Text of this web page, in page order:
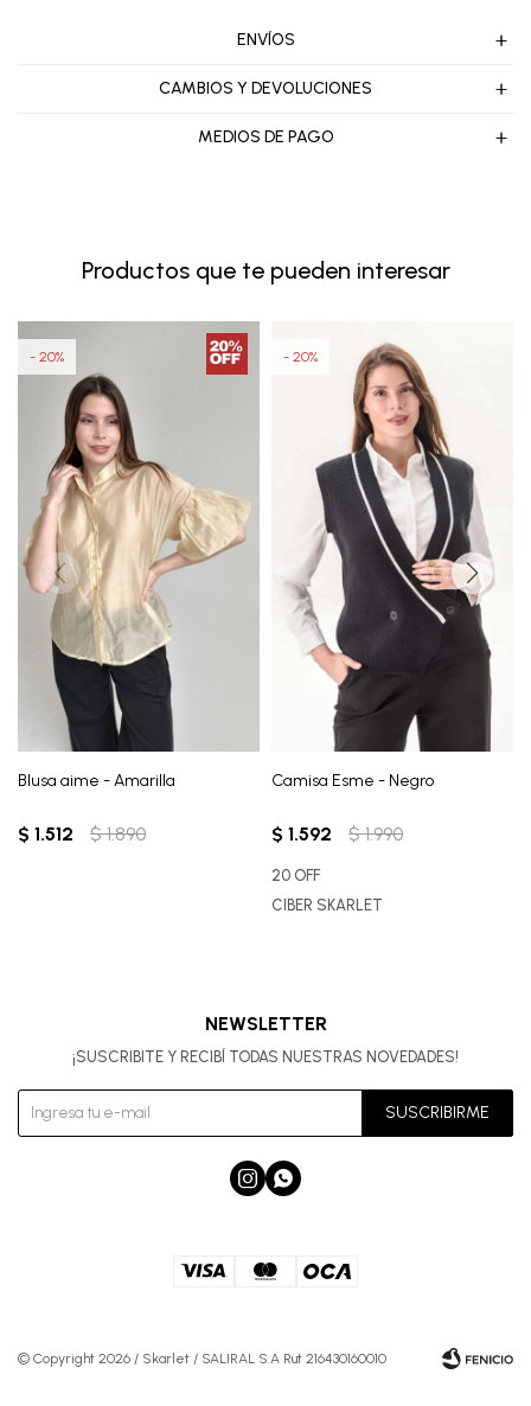
ENVÍOS
CAMBIOS Y DEVOLUCIONES
MEDIOS DE PAGO
Productos que te pueden interesar
Blusa aime - Amarilla
$ 1.512 $ 1.890
20
Camisa Esme - Negro
$ 1.592 $ 1.990
20
20 OFF
CIBER SKARLET
NEWSLETTER
¡SUSCRIBITE Y RECIBÍ TODAS NUESTRAS NOVEDADES!
SUSCRIBIRME
 
© Copyright 2026 / Skarlet / SALIRAL S.A Rut 216430160010